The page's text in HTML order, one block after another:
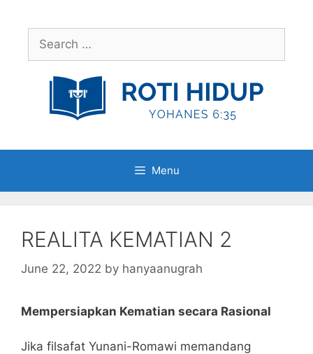
contentSearch
for:
Menu
REALITA KEMATIAN 2
June 22, 2022 by hanyaanugrah
Mempersiapkan Kematian secara Rasional
Jika filsafat Yunani-Romawi memandang